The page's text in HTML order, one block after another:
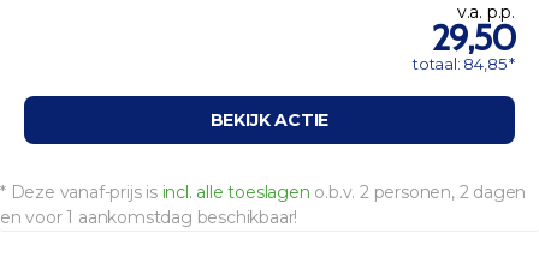
v.a. p.p.
29,50
totaal: 84,85 *
BEKIJK ACTIE
* Deze vanaf-prijs is incl. alle toeslagen o.b.v. 2 personen, 2 dagen
en voor 1 aankomstdag beschikbaar!